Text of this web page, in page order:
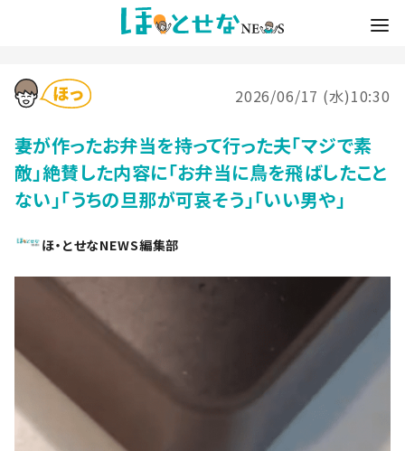
2026/06/17 (水)10:30
妻が作ったお弁当を持って行った夫「マジで素
敵」絶賛した内容に「お弁当に鳥を飛ばしたこと
ない」「うちの旦那が可哀そう」「いい男や」
ほ・とせなNEWS編集部